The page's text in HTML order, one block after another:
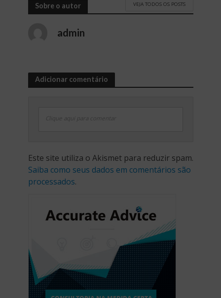
Sobre o autor VEJA TODOS OS POSTS
admin
Adicionar comentário
Clique aqui para comentar
Este site utiliza o Akismet para reduzir spam.
Saiba como seus dados em comentários são
processados.